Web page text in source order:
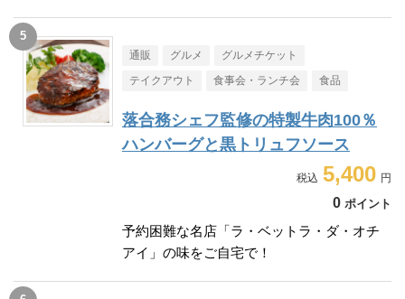
通販 グルメ グルメチケット
テイクアウト 食事会・ランチ会 食品
落合務シェフ監修の特製牛肉100％
ハンバーグと黒トリュフソース
5,400
0 ポイント
予約困難な名店「ラ・ベットラ・ダ・オチ
アイ」の味をご自宅で！